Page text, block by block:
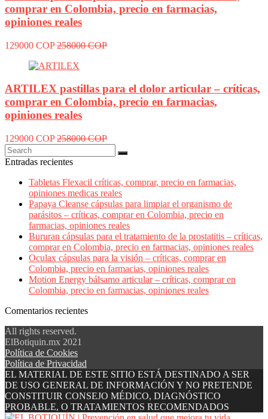
comprar en Colombia, precio en farmacias,
opiniones reales
129000 COP 258000 COP
ARTILEX pastillas para el dolor articular – críticas,
comprar en Colombia, precio en farmacias,
opiniones reales
129000 COP 258000 COP
Entradas recientes
Tabletas Flexacil críticas, comprar, precio en farmacias,
opiniones medicas reales
Papaya Cleanse cápsulas para limpiar el organismo de
parásitos – críticas, comprar en Colombia, precio en
farmacias, opiniones reales
Bururan cápsulas para el tratamiento de la prostatitis – críticas,
comprar en Colombia, precio en farmacias, opiniones reales
Oculax cápsulas para la visión – críticas, comprar en
Colombia, precio en farmacias, opiniones reales
Motion Energy bálsamo articular – críticas, comprar en
Colombia, precio en farmacias, opiniones reales
Comentarios recientes
All rights reserved.
ElBotiquin.mx 2021
Política de Cookies
Política de Privacidad
EL MATERIAL DE ESTE SITIO ESTÁ DESTINADO A SER
DE USO GENERAL DE INFORMACIÓN Y NO PRETENDE
CONSTITUIR CONSEJO MÉDICO, DIAGNÓSTICO
PROBABLE, O TRATAMIENTOS RECOMENDADOS